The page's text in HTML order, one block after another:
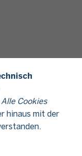
Alle Cookies
hinaus mit der